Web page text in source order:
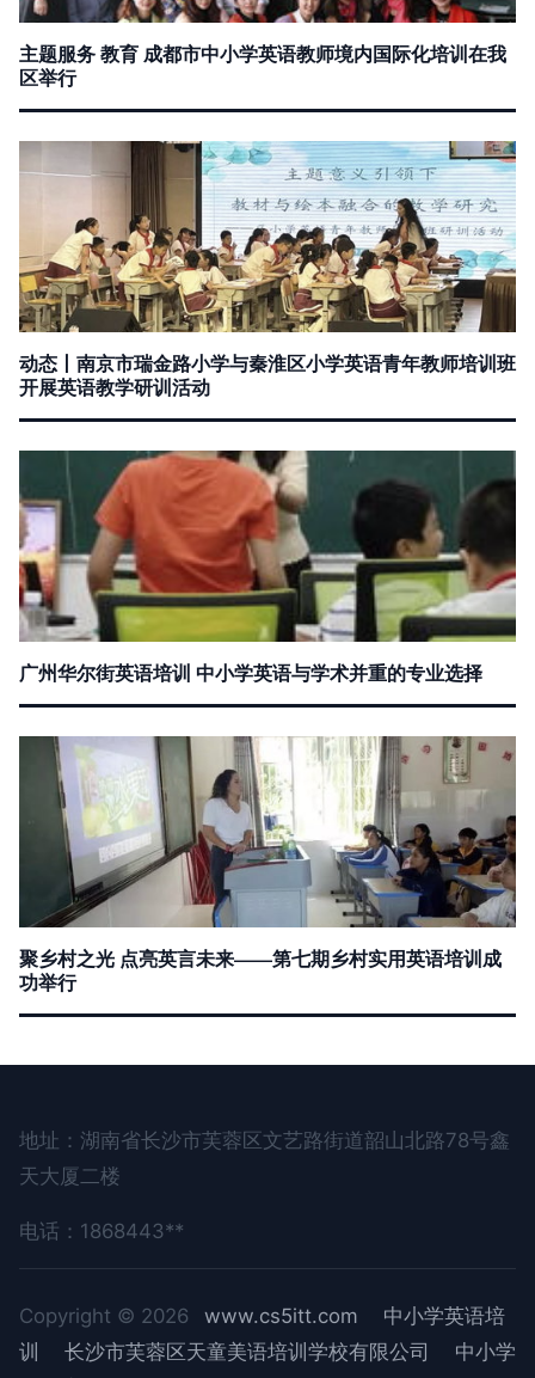
主题服务 教育 成都市中小学英语教师境内国际化培训在我
区举行
动态丨南京市瑞金路小学与秦淮区小学英语青年教师培训班
开展英语教学研训活动
广州华尔街英语培训 中小学英语与学术并重的专业选择
聚乡村之光 点亮英言未来——第七期乡村实用英语培训成
功举行
地址：湖南省长沙市芙蓉区文艺路街道韶山北路78号鑫
天大厦二楼
电话：1868443**
Copyright © 2026 www.cs5itt.com
中小学英语培
训
长沙市芙蓉区天童美语培训学校有限公司
中小学